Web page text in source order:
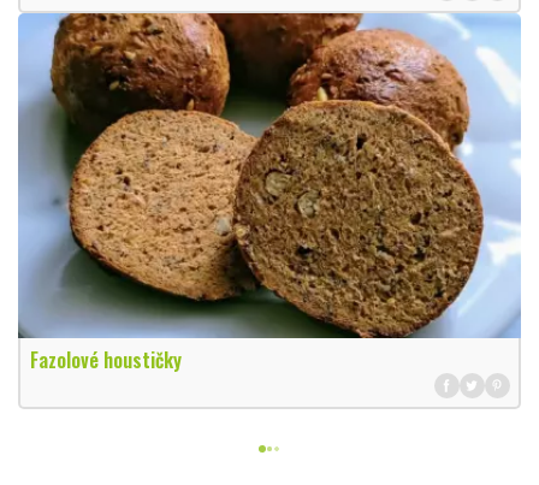
Fazolové houstičky